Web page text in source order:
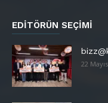
EDITÖRÜN SEÇIMI
22